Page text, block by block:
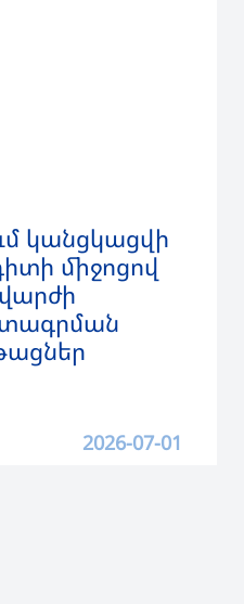
կանցկացվի
միջոցով
2026-07-01